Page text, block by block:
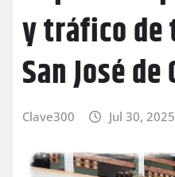
y tráfico de
San José
Clave300 Jul 30, 2025